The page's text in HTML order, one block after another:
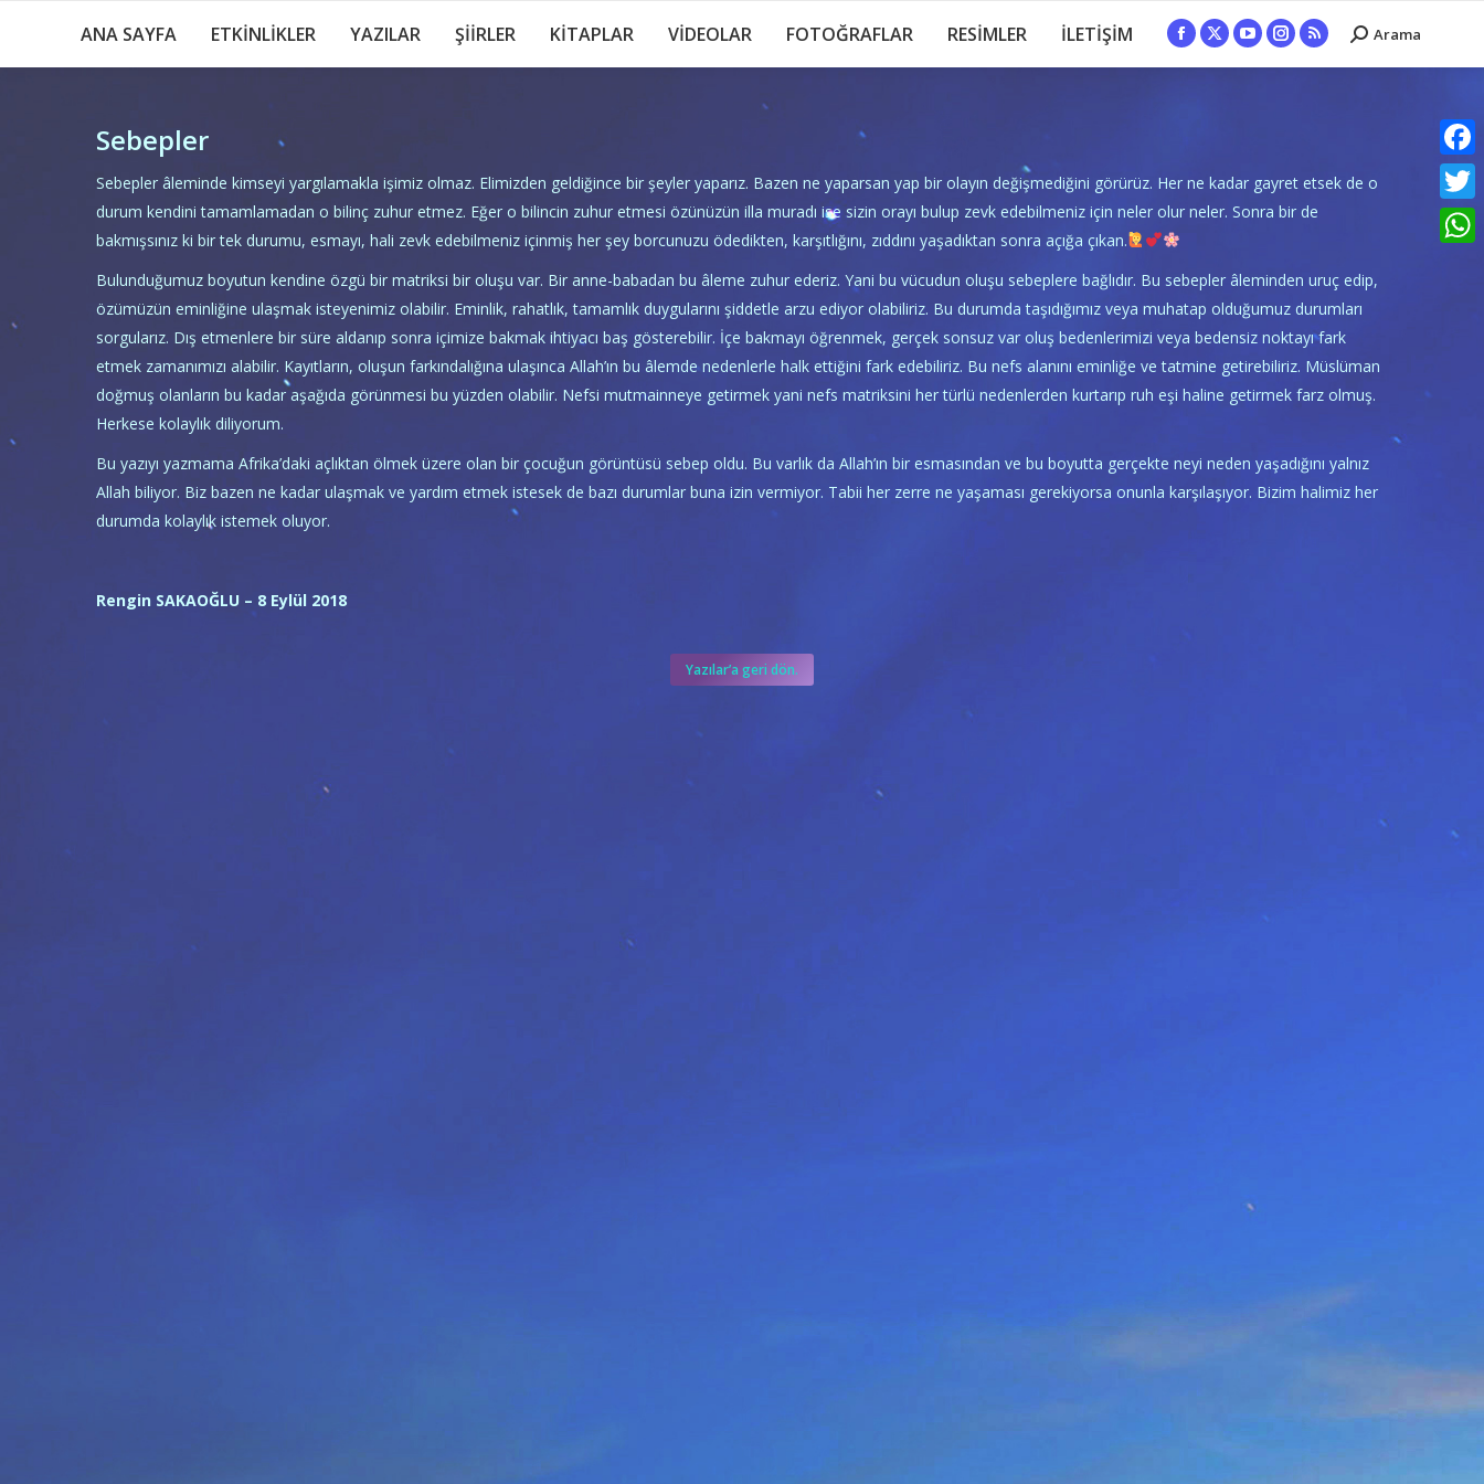
ANA SAYFA ETKİNLİKLER YAZILAR ŞİİRLER KİTAPLAR VİDEOLAR FOTOĞRAFLAR RESİMLER İLETİŞİM
Facebook
page
window
X
page
window
YouTube
page
window
Instagram
page
window
Rss
page
window
Search:
Arama
Sebepler
Sebepler âleminde kimseyi yargılamakla işimiz olmaz. Elimizden geldiğince bir şeyler yaparız. Bazen ne yaparsan yap bir olayın değişmediğini görürüz. Her ne kadar gayret etsek de o
durum kendini tamamlamadan o bilinç zuhur etmez. Eğer o bilincin zuhur etmesi özünüzün illa muradı ise sizin orayı bulup zevk edebilmeniz için neler olur neler. Sonra bir de
bakmışsınız ki bir tek durumu, esmayı, hali zevk edebilmeniz içinmiş her şey borcunuzu ödedikten, karşıtlığını, zıddını yaşadıktan sonra açığa çıkan.
Bulunduğumuz boyutun kendine özgü bir matriksi bir oluşu var. Bir anne-babadan bu âleme zuhur ederiz. Yani bu vücudun oluşu sebeplere bağlıdır. Bu sebepler âleminden uruç edip,
özümüzün eminliğine ulaşmak isteyenimiz olabilir. Eminlik, rahatlık, tamamlık duygularını şiddetle arzu ediyor olabiliriz. Bu durumda taşıdığımız veya muhatap olduğumuz durumları
sorgularız. Dış etmenlere bir süre aldanıp sonra içimize bakmak ihtiyacı baş gösterebilir. İçe bakmayı öğrenmek, gerçek sonsuz var oluş bedenlerimizi veya bedensiz noktayı fark
etmek zamanımızı alabilir. Kayıtların, oluşun farkındalığına ulaşınca Allah’ın bu âlemde nedenlerle halk ettiğini fark edebiliriz. Bu nefs alanını eminliğe ve tatmine getirebiliriz. Müslüman
doğmuş olanların bu kadar aşağıda görünmesi bu yüzden olabilir. Nefsi mutmainneye getirmek yani nefs matriksini her türlü nedenlerden kurtarıp ruh eşi haline getirmek farz olmuş.
Herkese kolaylık diliyorum.
Bu yazıyı yazmama Afrika’daki açlıktan ölmek üzere olan bir çocuğun görüntüsü sebep oldu. Bu varlık da Allah’ın bir esmasından ve bu boyutta gerçekte neyi neden yaşadığını yalnız
Allah biliyor. Biz bazen ne kadar ulaşmak ve yardım etmek istesek de bazı durumlar buna izin vermiyor. Tabii her zerre ne yaşaması gerekiyorsa onunla karşılaşıyor. Bizim halimiz her
durumda kolaylık istemek oluyor.
Rengin SAKAOĞLU – 8 Eylül 2018
Yazılar’a geri dön.